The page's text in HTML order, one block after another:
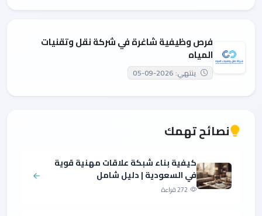
فرص وظيفية شاغرة في شركة نقل وتقنيات
المياه
ينتهي: 2026-09-05
نصائح تهمك
كيفية بناء شبكة علاقات مهنية قوية
في السعودية | دليل شامل
272 قراءة